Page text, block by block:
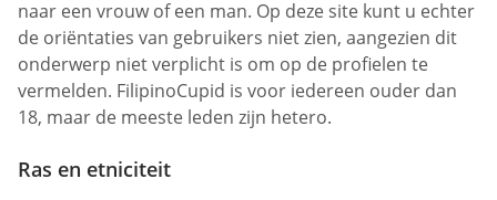
naar een vrouw of een man. Op deze site kunt u echter
de oriëntaties van gebruikers niet zien, aangezien dit
onderwerp niet verplicht is om op de profielen te
vermelden. FilipinoCupid is voor iedereen ouder dan
18, maar de meeste leden zijn hetero.
Ras en etniciteit